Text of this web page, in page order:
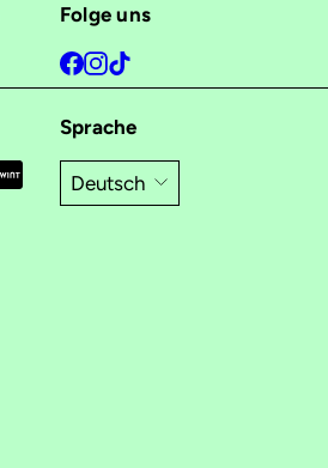
Folge uns
Facebook
Instagram
Sprache
Deutsch